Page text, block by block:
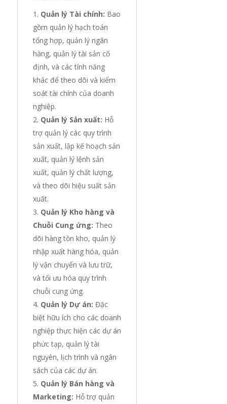
Quản lý Tài chính: Bao
gồm quản lý hạch toán
tổng hợp, quản lý ngân
hàng, quản lý tài sản cố
định, và các tính năng
khác để theo dõi và kiểm
soát tài chính của doanh
nghiệp.
Quản lý Sản xuất: Hỗ
trợ quản lý các quy trình
sản xuất, lập kế hoạch sản
xuất, quản lý lệnh sản
xuất, quản lý chất lượng,
và theo dõi hiệu suất sản
xuất.
Quản lý Kho hàng và
Chuỗi Cung ứng: Theo
dõi hàng tồn kho, quản lý
nhập xuất hàng hóa, quản
lý vận chuyển và lưu trữ,
và tối ưu hóa quy trình
chuỗi cung ứng.
Quản lý Dự án: Đặc
biệt hữu ích cho các doanh
nghiệp thực hiện các dự án
phức tạp, quản lý tài
nguyên, lịch trình và ngân
sách của các dự án.
Quản lý Bán hàng và
Marketing: Hỗ trợ quản